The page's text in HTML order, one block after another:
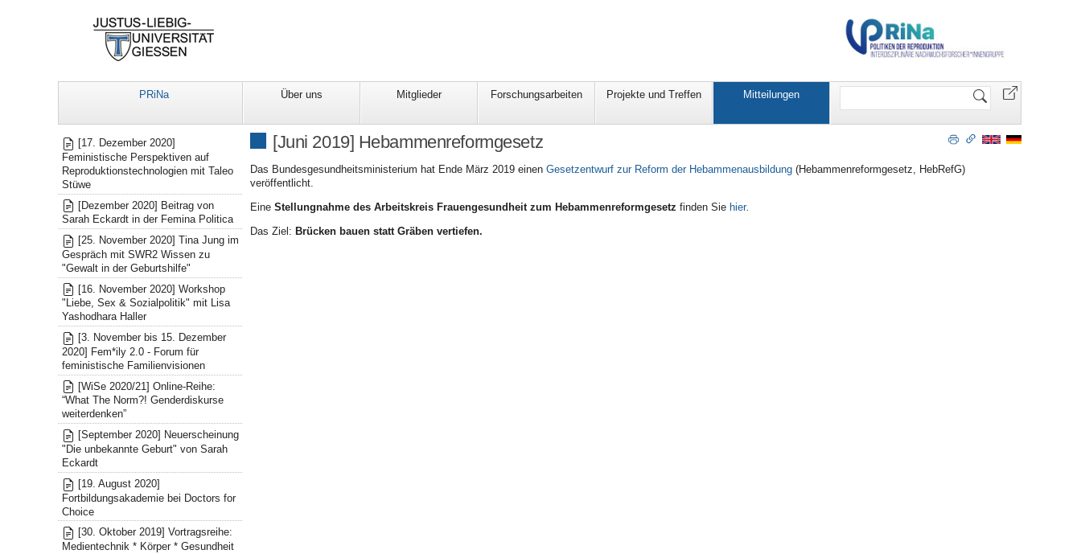
PRiNa Über uns Mitglieder Forschungsarbeiten Projekte und Treffen Mitteilungen
Website
[Juni 2019] Hebammenreformgesetz
Das Bundesgesundheitsministerium hat Ende März 2019 einen Gesetzentwurf zur Reform der Hebammenausbildung (Hebammenreformgesetz, HebRefG)
veröffentlicht.
Eine Stellungnahme des Arbeitskreis Frauengesundheit zum Hebammenreformgesetz finden Sie hier.
Das Ziel: Brücken bauen statt Gräben vertiefen.
Mitteilungen
[17. Dezember 2020]
Feministische Perspektiven auf
Reproduktionstechnologien mit Taleo
Stüwe
[Dezember 2020] Beitrag von
Sarah Eckardt in der Femina Politica
[25. November 2020] Tina Jung im
Gespräch mit SWR2 Wissen zu
"Gewalt in der Geburtshilfe"
[16. November 2020] Workshop
"Liebe, Sex & Sozialpolitik" mit Lisa
Yashodhara Haller
[3. November bis 15. Dezember
2020] Fem*ily 2.0 - Forum für
feministische Familienvisionen
[WiSe 2020/21] Online-Reihe:
“What The Norm?! Genderdiskurse
weiterdenken”
[September 2020] Neuerscheinung
"Die unbekannte Geburt" von Sarah
Eckardt
[19. August 2020]
Fortbildungsakademie bei Doctors for
Choice
[30. Oktober 2019] Vortragsreihe:
Medientechnik * Körper * Gesundheit